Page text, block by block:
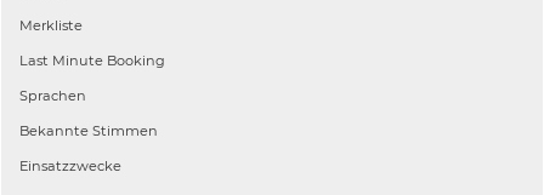
Merkliste
Last Minute Booking
Sprachen
Bekannte Stimmen
Einsatzzwecke